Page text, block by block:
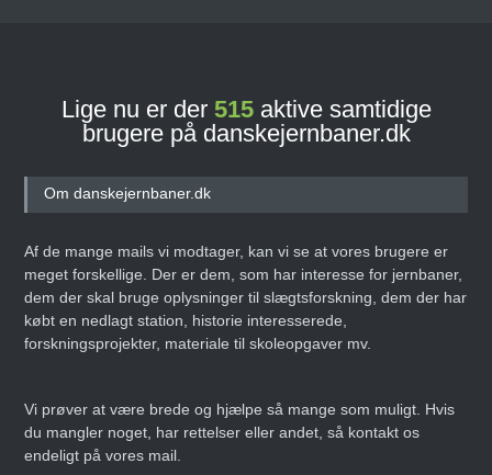
Lige nu er der 515aktive samtidige
brugere på danskejernbaner.dk
Om danskejernbaner.dk
Af de mange mails vi modtager, kan vi se at vores brugere er
meget forskellige. Der er dem, som har interesse for jernbaner,
dem der skal bruge oplysninger til slægtsforskning, dem der har
købt en nedlagt station, historie interesserede,
forskningsprojekter, materiale til skoleopgaver mv.
Vi prøver at være brede og hjælpe så mange som muligt. Hvis
du mangler noget, har rettelser eller andet, så kontakt os
endeligt på vores mail.